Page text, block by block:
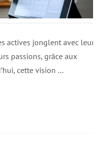
actives jonglent avec leur
passions, grâce aux
cette vision …